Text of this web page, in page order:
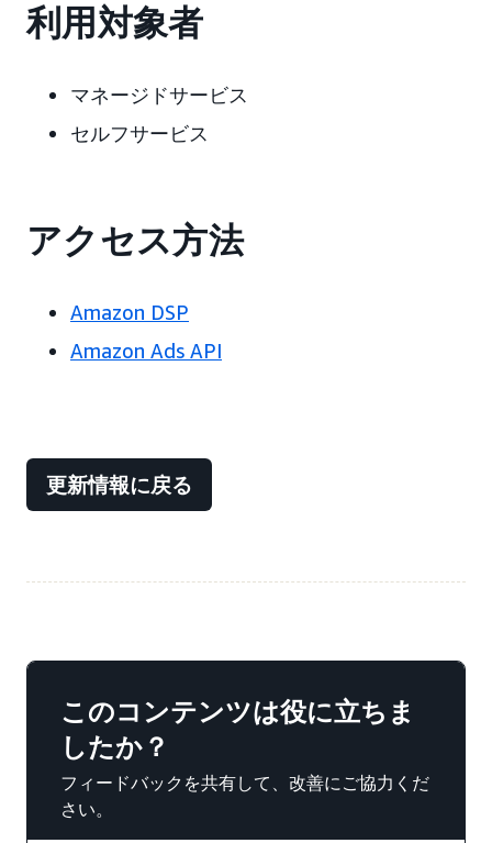
利用対象者
マネージドサービス
セルフサービス
アクセス方法
Amazon DSP
Amazon Ads API
更新情報に戻る
このコンテンツは役に立ちま
したか？
フィードバックを共有して、改善にご協力くだ
さい。